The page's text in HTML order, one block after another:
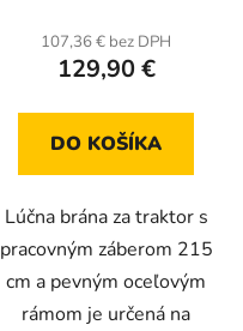
107,36 € bez DPH
129,90 €
DO KOŠÍKA
Lúčna brána za traktor s
pracovným záberom 215
cm a pevným oceľovým
rámom je určená na